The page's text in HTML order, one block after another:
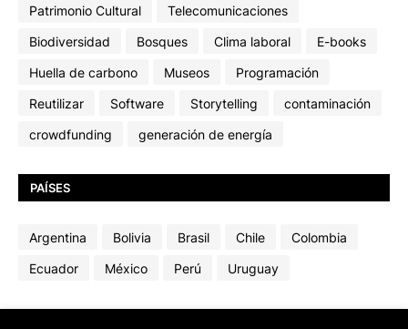
Patrimonio Cultural
Telecomunicaciones
Biodiversidad
Bosques Clima laboral
E-books
Huella de carbono
Museos
Programación
Reutilizar
Software Storytelling
contaminación
crowdfunding
generación de energía
PAÍSES
Argentina Bolivia Brasil Chile
Colombia
Ecuador
México Perú Uruguay